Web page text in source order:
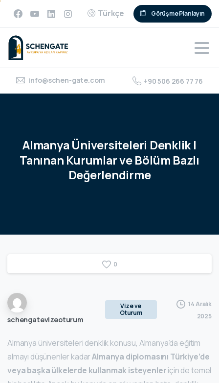
Türkçe Görüşme Planlayın
info@schen-gate.com +90 506 266 77 76
Almanya Üniversiteleri Denklik |
Tanınan KurumlarveBölüm Bazlı
Değerlendirme
0
schengatevizeoturum
Vize ve
Oturum
14 Aralık
2025
Almanya üniversiteleri denklik konusu, Almanya’da eğitim
almayı düşünenler kadarAlmanya diplomasını Türkiye’de
veya başka ülkelerde kullanmak isteyenleriçin de temel